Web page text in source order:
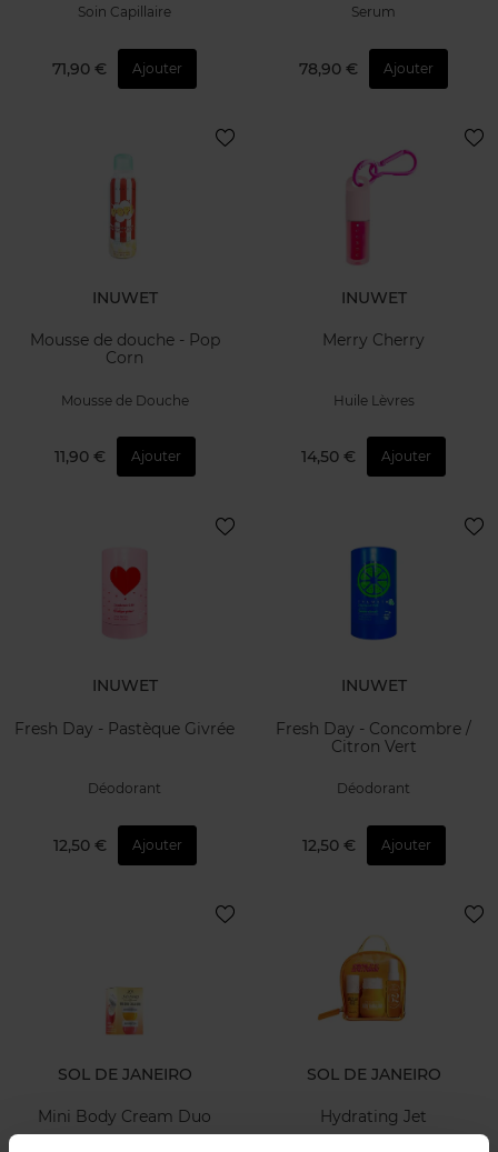
Soin Capillaire
71,90 € Ajouter
Serum
78,90 € Ajouter
INUWET
Mousse de douche - Pop
Corn
Mousse de Douche
11,90 € Ajouter
INUWET
Merry Cherry
Huile Lèvres
14,50 € Ajouter
INUWET
Fresh Day - Pastèque Givrée
Déodorant
12,50 € Ajouter
INUWET
Fresh Day - Concombre /
Citron Vert
Déodorant
12,50 € Ajouter
SOL DE JANEIRO
Mini Body Cream Duo
SOL DE JANEIRO
Hydrating Jet